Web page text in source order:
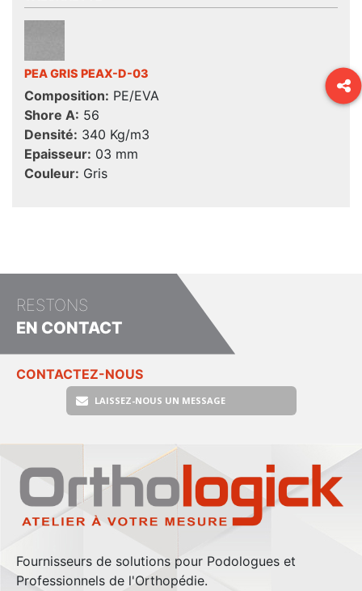
PEA GRIS PEAX-D-03
Composition: PE/EVA
Shore A: 56
Densité: 340 Kg/m3
Epaisseur: 03 mm
Couleur: Gris
RESTONS
EN CONTACT
CONTACTEZ-NOUS
LAISSEZ-NOUS UN MESSAGE
Fournisseurs de solutions pour Podologues et
Professionnels de l'Orthopédie.